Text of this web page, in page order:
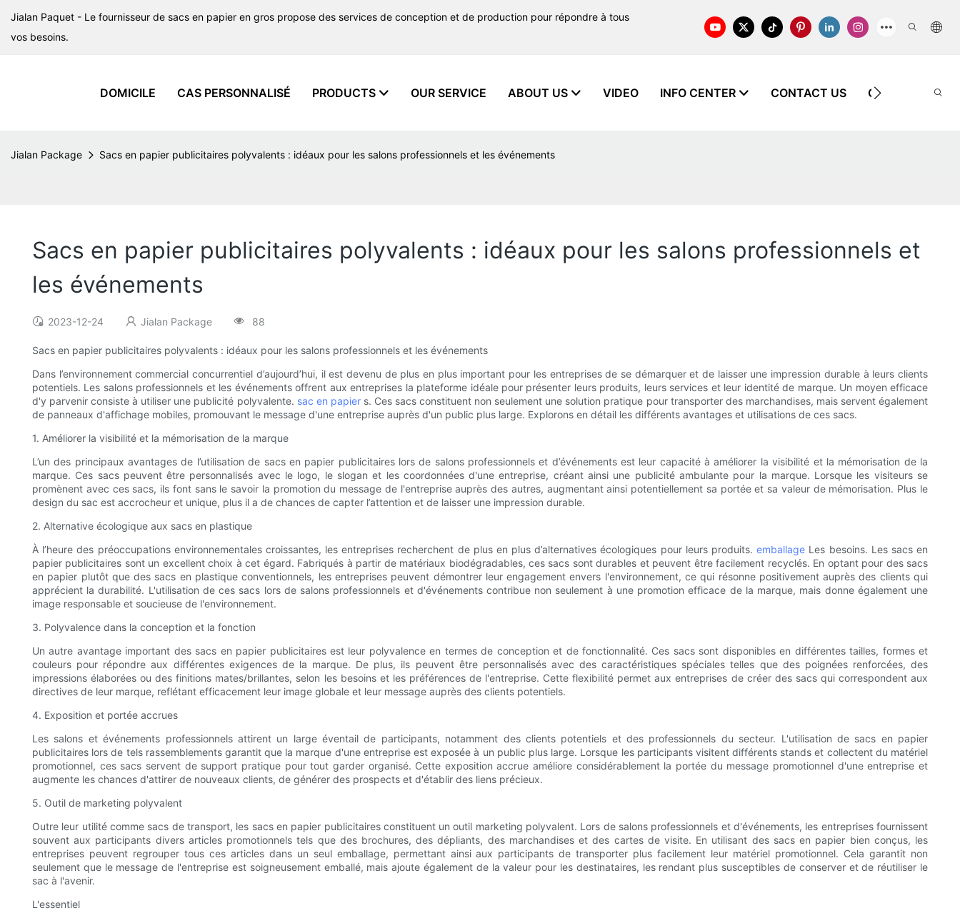
Jialan Paquet - Le fournisseur de sacs en papier en gros propose des services de conception et de production pour répondre à tous
vos besoins.
DOMICILE CAS PERSONNALISÉ PRODUCTS OUR SERVICE ABOUT US VIDEO INFO CENTER CONTACT US CONNAISSANCE
Jialan Package Sacs en papier publicitaires polyvalents : idéaux pour les salons professionnels et les événements
Sacs en papier publicitaires polyvalents : idéaux pour les salons professionnels et
les événements
2023-12-24 Jialan Package 88
Sacs en papier publicitaires polyvalents : idéaux pour les salons professionnels et les événements
Dans l’environnement commercial concurrentiel d’aujourd’hui, il est devenu de plus en plus important pour les entreprises de se démarquer et de laisser une impression durable à leurs clients
potentiels. Les salons professionnels et les événements offrent aux entreprises la plateforme idéale pour présenter leurs produits, leurs services et leur identité de marque. Un moyen efficace
d'y parvenir consiste à utiliser une publicité polyvalente. sac en papier s. Ces sacs constituent non seulement une solution pratique pour transporter des marchandises, mais servent également
de panneaux d'affichage mobiles, promouvant le message d'une entreprise auprès d'un public plus large. Explorons en détail les différents avantages et utilisations de ces sacs.
1. Améliorer la visibilité et la mémorisation de la marque
L’un des principaux avantages de l’utilisation de sacs en papier publicitaires lors de salons professionnels et d’événements est leur capacité à améliorer la visibilité et la mémorisation de la
marque. Ces sacs peuvent être personnalisés avec le logo, le slogan et les coordonnées d'une entreprise, créant ainsi une publicité ambulante pour la marque. Lorsque les visiteurs se
promènent avec ces sacs, ils font sans le savoir la promotion du message de l'entreprise auprès des autres, augmentant ainsi potentiellement sa portée et sa valeur de mémorisation. Plus le
design du sac est accrocheur et unique, plus il a de chances de capter l’attention et de laisser une impression durable.
2. Alternative écologique aux sacs en plastique
À l’heure des préoccupations environnementales croissantes, les entreprises recherchent de plus en plus d’alternatives écologiques pour leurs produits.emballage Les besoins. Les sacs en
papier publicitaires sont un excellent choix à cet égard. Fabriqués à partir de matériaux biodégradables, ces sacs sont durables et peuvent être facilement recyclés. En optant pour des sacs
en papier plutôt que des sacs en plastique conventionnels, les entreprises peuvent démontrer leur engagement envers l'environnement, ce qui résonne positivement auprès des clients qui
apprécient la durabilité. L'utilisation de ces sacs lors de salons professionnels et d'événements contribue non seulement à une promotion efficace de la marque, mais donne également une
image responsable et soucieuse de l'environnement.
3. Polyvalence dans la conception et la fonction
Un autre avantage important des sacs en papier publicitaires est leur polyvalence en termes de conception et de fonctionnalité. Ces sacs sont disponibles en différentes tailles, formes et
couleurs pour répondre aux différentes exigences de la marque. De plus, ils peuvent être personnalisés avec des caractéristiques spéciales telles que des poignées renforcées, des
impressions élaborées ou des finitions mates/brillantes, selon les besoins et les préférences de l'entreprise. Cette flexibilité permet aux entreprises de créer des sacs qui correspondent aux
directives de leur marque, reflétant efficacement leur image globale et leur message auprès des clients potentiels.
4. Exposition et portée accrues
Les salons et événements professionnels attirent un large éventail de participants, notamment des clients potentiels et des professionnels du secteur. L'utilisation de sacs en papier
publicitaires lors de tels rassemblements garantit que la marque d'une entreprise est exposée à un public plus large. Lorsque les participants visitent différents stands et collectent du matériel
promotionnel, ces sacs servent de support pratique pour tout garder organisé. Cette exposition accrue améliore considérablement la portée du message promotionnel d'une entreprise et
augmente les chances d'attirer de nouveaux clients, de générer des prospects et d'établir des liens précieux.
5. Outil de marketing polyvalent
Outre leur utilité comme sacs de transport, les sacs en papier publicitaires constituent un outil marketing polyvalent. Lors de salons professionnels et d'événements, les entreprises fournissent
souvent aux participants divers articles promotionnels tels que des brochures, des dépliants, des marchandises et des cartes de visite. En utilisant des sacs en papier bien conçus, les
entreprises peuvent regrouper tous ces articles dans un seul emballage, permettant ainsi aux participants de transporter plus facilement leur matériel promotionnel. Cela garantit non
seulement que le message de l'entreprise est soigneusement emballé, mais ajoute également de la valeur pour les destinataires, les rendant plus susceptibles de conserver et de réutiliser le
sac à l'avenir.
L'essentiel